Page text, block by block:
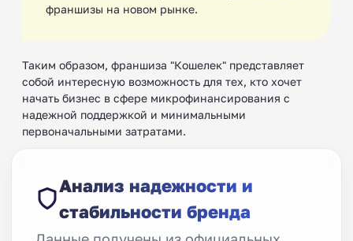
франшизы на новом рынке.
Таким образом, франшиза "Кошелек" представляет
собой интересную возможность для тех, кто хочет
начать бизнес в сфере микрофинансирования с
надежной поддержкой и минимальными
первоначальными затратами.
Анализ надежности и
стабильности бренда